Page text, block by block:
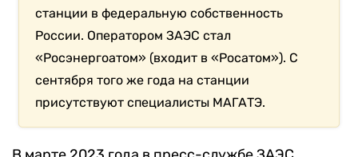
станции в федеральную собственность
России. Оператором ЗАЭС стал
«Росэнергоатом» (входит в «Росатом»). С
сентября того же года на станции
присутствуют специалисты МАГАТЭ.